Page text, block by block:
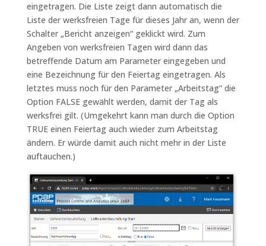
eingetragen. Die Liste zeigt dann automatisch die
Liste der werksfreien Tage für dieses Jahr an, wenn der
Schalter „Bericht anzeigen“ geklickt wird. Zum
Angeben von werksfreien Tagen wird dann das
betreffende Datum am Parameter eingegeben und
eine Bezeichnung für den Feiertag eingetragen. Als
letztes muss noch für den Parameter „Arbeitstag“ die
Option FALSE gewählt werden, damit der Tag als
werksfrei gilt. (Umgekehrt kann man durch die Option
TRUE einen Feiertag auch wieder zum Arbeitstag
ändern. Er würde damit auch nicht mehr in der Liste
auftauchen.)